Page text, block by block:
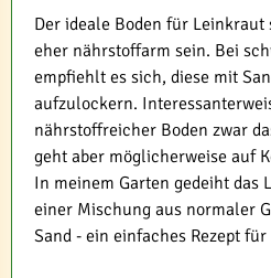
Der ideale Boden für
eher nährstoffarm sein. Bei
empfiehlt es sich, diese mit
aufzulockern.
nährstoffreicher Boden zwar
geht aber möglicherweise auf
In meinem Garten gedeiht das
einer Mischung aus normaler
Sand - ein einfaches Rezept